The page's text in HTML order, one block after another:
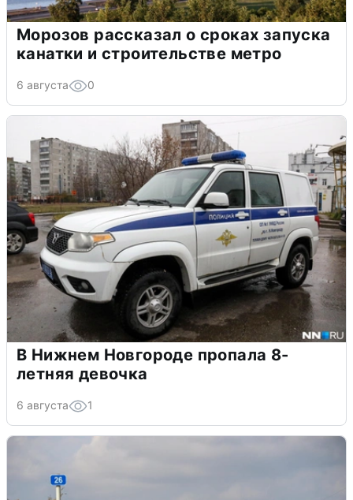
Морозов рассказал о сроках запуска
канатки и строительстве метро
6 августа 0
В Нижнем Новгороде пропала 8-
летняя девочка
6 августа 1